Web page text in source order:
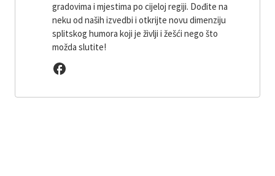
gradovima i mjestima po cijeloj regiji. Dođite na
neku od naših izvedbi i otkrijte novu dimenziju
splitskog humora koji je življi i žešći nego što
možda slutite!